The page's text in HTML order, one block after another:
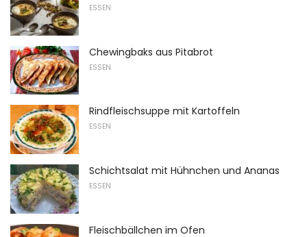
ESSEN
Chewingbaks aus Pitabrot
ESSEN
Rindfleischsuppe mit Kartoffeln
ESSEN
Schichtsalat mit Hühnchen und Ananas
ESSEN
Fleischbällchen im Ofen